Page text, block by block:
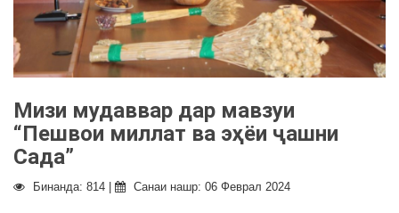
Мизи мудаввар дар мавзуи
“Пешвои миллат ва эҳёи ҷашни
Сада”
Бинанда: 814 | Санаи нашр: 06 Феврал 2024